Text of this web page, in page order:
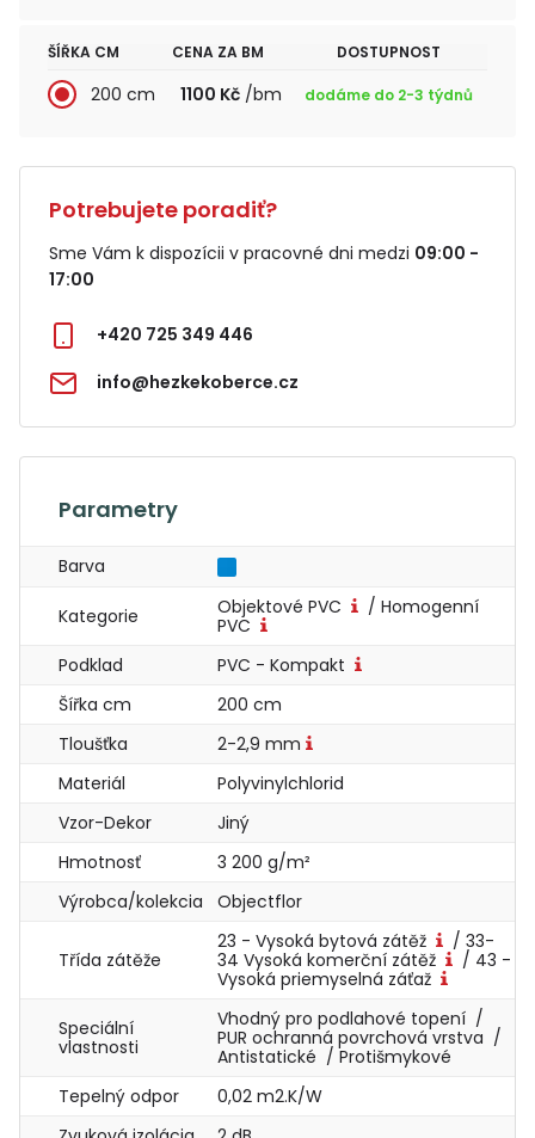
ŠÍŘKA CM CENA ZA BM DOSTUPNOST
200 cm 1100 Kč /bm dodáme do 2-3 týdnů
Potrebujete poradiť?
Sme Vám k dispozícii v pracovné dni medzi 09:00 -
17:00
+420 725 349 446
info@hezkekoberce.cz
Parametry
Barva
Kategorie Objektové PVC
/ Homogenní
PVC
Podklad
PVC - Kompakt
Šířka cm
200 cm
Tloušťka
2-2,9 mm
Materiál
Polyvinylchlorid
Vzor-Dekor
Jiný
Hmotnosť
3 200 g/m²
Výrobca/kolekcia
Objectflor
Třída zátěže
23 - Vysoká bytová zátěž
/ 33-
34 Vysoká komerční zátěž
/ 43 -
Vysoká priemyselná záťaž
Speciální
vlastnosti
Vhodný pro podlahové topení /
PUR ochranná povrchová vrstva /
Antistatické / Protišmykové
Tepelný odpor
0,02 m2.K/W